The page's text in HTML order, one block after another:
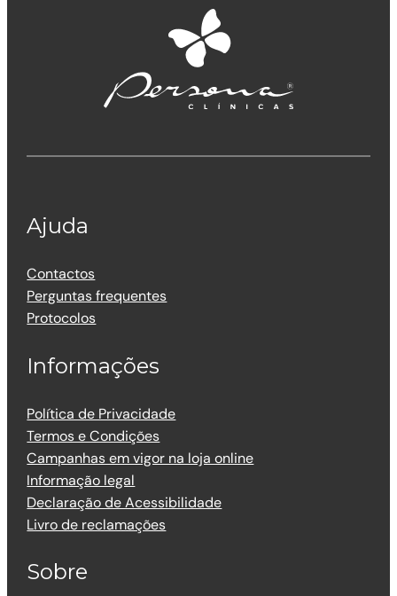
Ajuda
Contactos
Perguntas frequentes
Protocolos
Informações
Política de Privacidade
Termos e Condições
Campanhas em vigor na loja online
Informação legal
Declaração de Acessibilidade
Livro de reclamações
Sobre